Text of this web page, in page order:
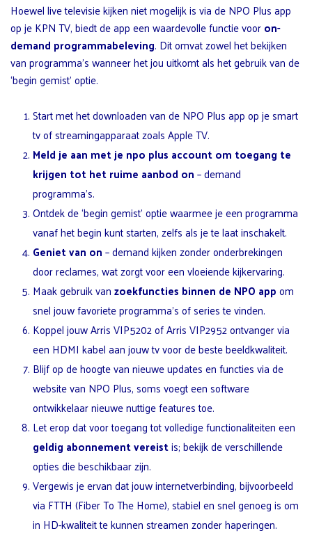
Hoewel live televisie kijken niet mogelijk is via de NPO Plus app
op je KPN TV, biedt de app een waardevolle functie vooron-
demand programmabeleving. Dit omvat zowel het bekijken
van programma’s wanneer het jou uitkomt als het gebruik van de
‘begin gemist’ optie.
Start met het downloaden van de NPO Plus app op je smart
tv of streamingapparaat zoals Apple TV.
Meld je aan met je npo plus account om toegang te
krijgen tot het ruime aanbod on– demand
programma’s.
Ontdek de ‘begin gemist’ optie waarmee je een programma
vanaf het begin kunt starten, zelfs als je te laat inschakelt.
Geniet van on– demand kijken zonder onderbrekingen
door reclames, wat zorgt voor een vloeiende kijkervaring.
Maak gebruik vanzoekfuncties binnen de NPO appom
snel jouw favoriete programma’s of series te vinden.
Koppel jouw Arris VIP5202 of Arris VIP2952 ontvanger via
een HDMI kabel aan jouw tv voor de beste beeldkwaliteit.
Blijf op de hoogte van nieuwe updates en functies via de
website van NPO Plus, soms voegt een software
ontwikkelaar nieuwe nuttige features toe.
Let erop dat voor toegang tot volledige functionaliteiten een
geldig abonnement vereistis; bekijk de verschillende
opties die beschikbaar zijn.
Vergewis je ervan dat jouw internetverbinding, bijvoorbeeld
via FTTH (Fiber To The Home), stabiel en snel genoeg is om
in HD-kwaliteit te kunnen streamen zonder haperingen.